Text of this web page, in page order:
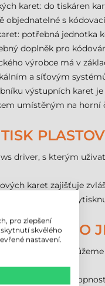
karet: do tiskáren
s
potřebná jednotka
doplněk pro
výrobce má v
a síťovým
výstupních karet
umístěným na
driver, s kterým
karet zajišťuje
vzhled tisku.
s kterým
karty.
který kromě
pro zlepšení
skvělého
nastavení.